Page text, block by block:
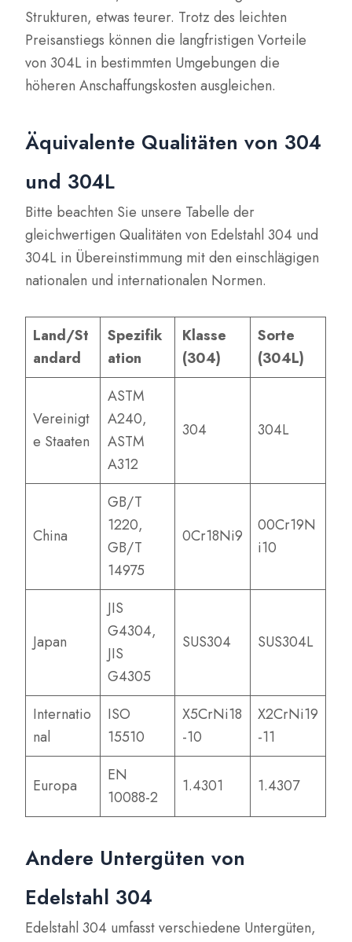
Strukturen, etwas teurer. Trotz des leichten
Preisanstiegs können die langfristigen Vorteile
von 304L in bestimmten Umgebungen die
höheren Anschaffungskosten ausgleichen.
Äquivalente Qualitäten von 304
und 304L
Bitte beachten Sie unsere Tabelle der
gleichwertigen Qualitäten von Edelstahl 304 und
304L in Übereinstimmung mit den einschlägigen
nationalen und internationalen Normen.
Land/St
andard
Spezifik
ation
Klasse
(304)
Sorte
(304L)
Vereinigt
e Staaten
ASTM
A240,
ASTM
A312
304 304L
China
GB/T
1220,
GB/T
14975
0Cr18Ni9
00Cr19N
i10
Japan
JIS
G4304,
JIS
G4305
SUS304 SUS304L
Internatio
nal
ISO
15510
X5CrNi18
-10
X2CrNi19
-11
Europa
EN
10088-2
1.4301 1.4307
Andere Untergüten von
Edelstahl 304
Edelstahl 304 umfasst verschiedene Untergüten,